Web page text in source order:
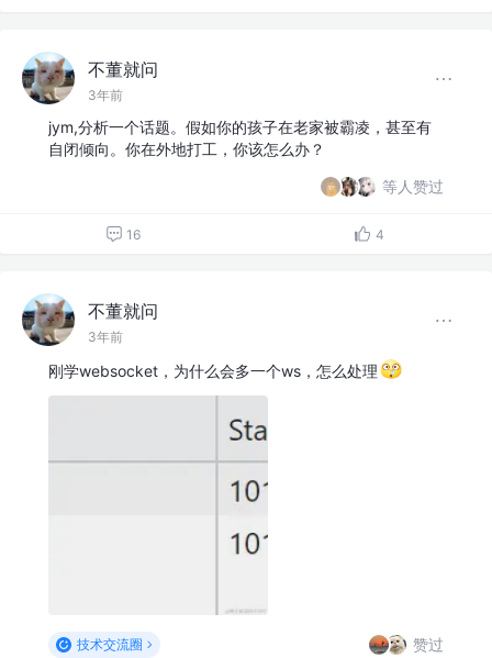
不董就问
3年前
jym,分析一个话题。假如你的孩子在老家被霸凌，甚至有
自闭倾向。你在外地打工，你该怎么办？
等人赞过
16 4
不董就问
3年前
刚学websocket，为什么会多一个ws，怎么处理
技术交流圈 赞过